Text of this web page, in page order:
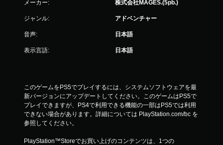
メーカー: 株式会社MAGES.(5pb.)
ジャンル: アドベンチャー
音声: 日本語
表示言語: 日本語
このゲームをPS5でプレイするには、システムソフトウェアを最
新バージョンにアップデートしてください。このゲームはPS5で
プレイできますが、PS4で利用できる機能の一部はPS5では利用
できない場合があります。詳細については PlayStation.com/bc を
参照してください。
PlayStation™Storeでお買い上げのコンテンツは、1つの